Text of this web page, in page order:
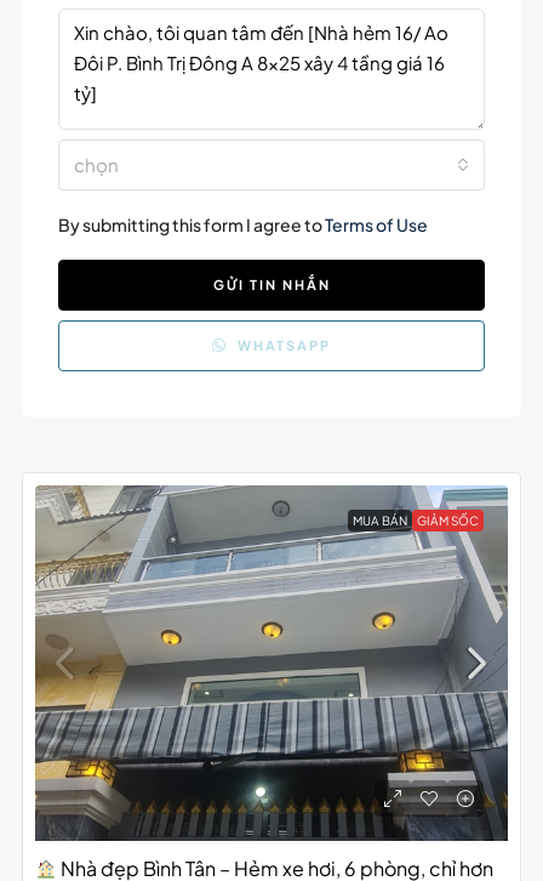
chọn
By submitting this form I agree toTerms of Use
GỬI TIN NHẮN
WHATSAPP
MUA BÁN GIẢM SỐC
Nhà đẹp Bình Tân – Hẻm xe hơi, 6 phòng, chỉ hơn